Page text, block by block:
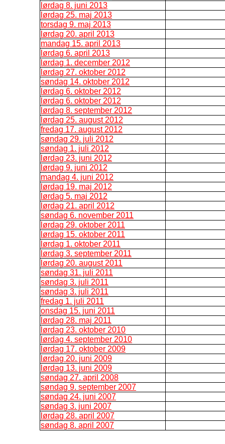
lørdag 8. juni 2013
lørdag 25. maj 2013
torsdag 9. maj 2013
lørdag 20. april 2013
mandag 15. april 2013
lørdag 6. april 2013
lørdag 1. december 2012
lørdag 27. oktober 2012
søndag 14. oktober 2012
lørdag 6. oktober 2012
lørdag 6. oktober 2012
lørdag 8. september 2012
lørdag 25. august 2012
fredag 17. august 2012
søndag 29. juli 2012
søndag 1. juli 2012
lørdag 23. juni 2012
lørdag 9. juni 2012
mandag 4. juni 2012
lørdag 19. maj 2012
lørdag 5. maj 2012
lørdag 21. april 2012
søndag 6. november 2011
lørdag 29. oktober 2011
lørdag 15. oktober 2011
lørdag 1. oktober 2011
lørdag 3. september 2011
lørdag 20. august 2011
søndag 31. juli 2011
søndag 3. juli 2011
søndag 3. juli 2011
fredag 1. juli 2011
onsdag 15. juni 2011
lørdag 28. maj 2011
lørdag 23. oktober 2010
lørdag 4. september 2010
lørdag 17. oktober 2009
lørdag 20. juni 2009
lørdag 13. juni 2009
søndag 27. april 2008
søndag 9. september 2007
søndag 24. juni 2007
søndag 3. juni 2007
lørdag 28. april 2007
søndag 8. april 2007